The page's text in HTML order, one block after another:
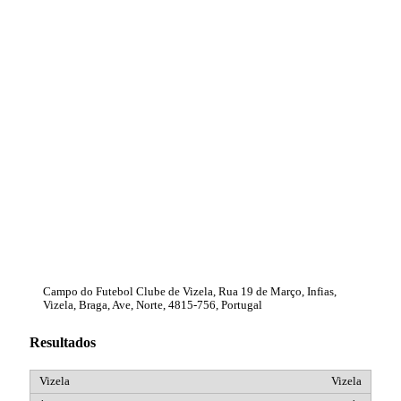
Campo do Futebol Clube de Vizela, Rua 19 de Março, Infias,
Vizela, Braga, Ave, Norte, 4815-756, Portugal
Resultados
Vizela